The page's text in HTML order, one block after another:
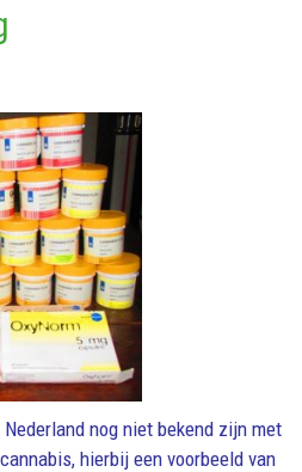
nog niet bekend zijn met
hierbij een voorbeeld van